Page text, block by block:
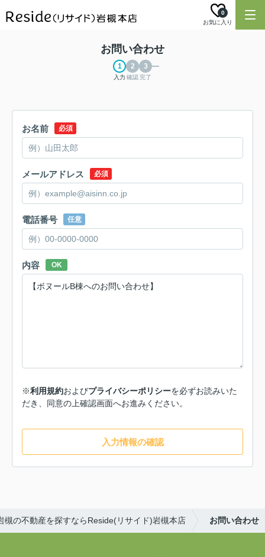
お気に入り
0
お問い合わせ
入力 確認完了
お名前 必須
メールアドレス 必須
電話番号 任意
内容 OK
※利用規約およびプライバシーポリシーを必ずお読みいた
だき、同意の上確認画面へお進みください。
入力情報の確認
槻の不動産を探すならReside(リサイド)岩槻本店 お問い合わせ